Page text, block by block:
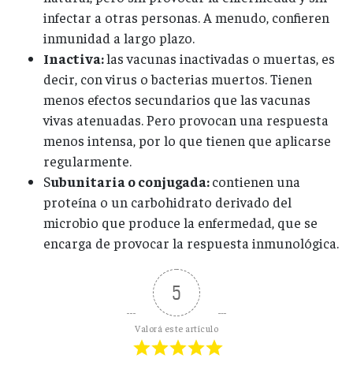
infectar a otras personas. A menudo, confieren
inmunidad a largo plazo.
Inactiva:las vacunas inactivadas o muertas, es
decir, con virus o bacterias muertos. Tienen
menos efectos secundarios que las vacunas
vivas atenuadas. Pero provocan una respuesta
menos intensa, por lo que tienen que aplicarse
regularmente.
Subunitaria o conjugada:contienen una
proteína o un carbohidrato derivado del
microbio que produce la enfermedad, que se
encarga de provocar la respuesta inmunológica.
5
Valorá este artículo